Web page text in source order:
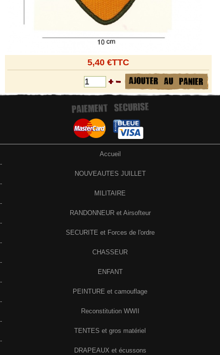
5,40 €TTC
Accueil
-
NOUVEAUTES JUILLET
-
MILITAIRE
-
RANDONNEUR et Airsofteur
-
SECURITE et Forces de l'ordre
-
CHASSEUR
-
ENFANT
-
PEINTURE et camouflage
-
Reconstitution WWII
-
TENTES et gros matériel
-
DRAPEAUX et écussons